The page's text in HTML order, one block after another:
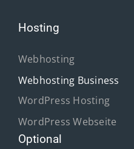
Hosting
Webhosting
Webhosting Business
WordPress Hosting
WordPress Webseite
Optional